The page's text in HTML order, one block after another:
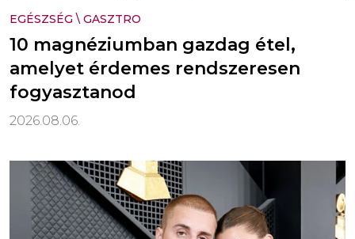
EGÉSZSÉG \ GASZTRO
10 magnéziumban gazdag étel,
amelyet érdemes rendszeresen
fogyasztanod
2026.08.06.